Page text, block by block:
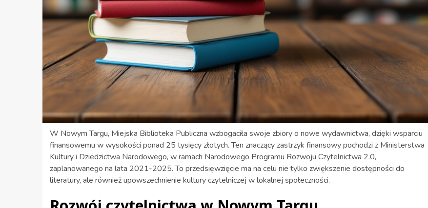
W Nowym Targu, Miejska Biblioteka Publiczna wzbogaciła swoje zbiory o nowe wydawnictwa, dzięki wsparciu
finansowemu w wysokości ponad 25 tysięcy złotych. Ten znaczący zastrzyk finansowy pochodzi z Ministerstwa
Kultury i Dziedzictwa Narodowego, w ramach Narodowego Programu Rozwoju Czytelnictwa 2.0,
zaplanowanego na lata 2021-2025. To przedsięwzięcie ma na celu nie tylko zwiększenie dostępności do
literatury, ale również upowszechnienie kultury czytelniczej w lokalnej społeczności.